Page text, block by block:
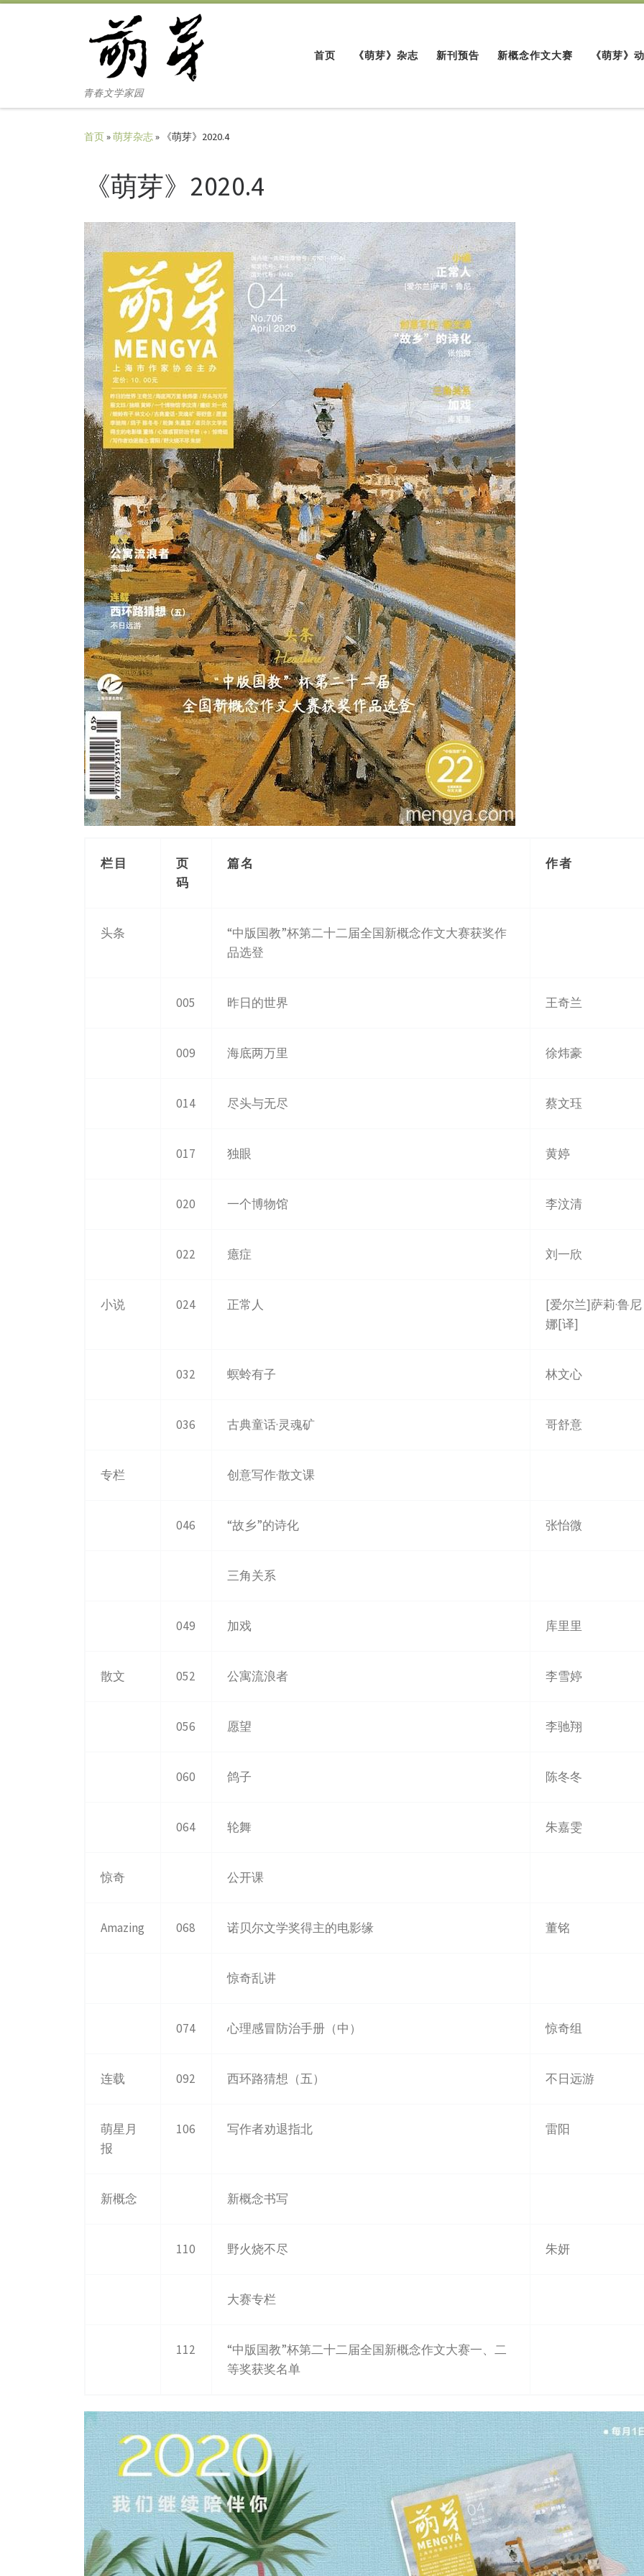
青春文学家园
首页 《萌芽》杂志 新刊预告 新概念作文大赛 《萌芽》
首页»萌芽杂志» 《萌芽》2020.4
《萌芽》2020.4
栏目
页
码
篇名 作者
头条
“中版国教”杯第二十二届全国新概念作文大赛获奖作
品选登
005 昨日的世界 王奇兰
009 海底两万里 徐炜豪
014 尽头与无尽 蔡文珏
017 独眼 黄婷
020 一个博物馆 李汶清
022 癔症 刘一欣
小说 024 正常人
[爱尔兰]萨莉·鲁
娜[译]
032 螟蛉有子 林文心
036 古典童话·灵魂矿 哥舒意
专栏 创意写作·散文课
046 “故乡”的诗化 张怡微
三角关系
049 加戏 库里里
散文 052 公寓流浪者 李雪婷
056 愿望 李驰翔
060 鸽子 陈冬冬
064 轮舞 朱嘉雯
惊奇 公开课
Amazing 068 诺贝尔文学奖得主的电影缘 董铭
惊奇乱讲
074 心理感冒防治手册（中） 惊奇组
连载 092 西环路猜想（五） 不日远游
萌星月
报
106 写作者劝退指北 雷阳
新概念 新概念书写
110 野火烧不尽 朱妍
大赛专栏
112
“中版国教”杯第二十二届全国新概念作文大赛一、二
等奖获奖名单